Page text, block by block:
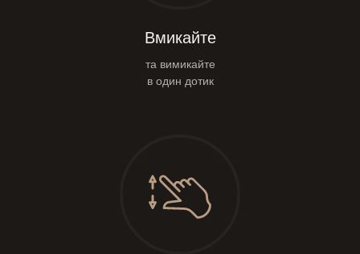
Вмикайте
та вимикайте
в один дотик